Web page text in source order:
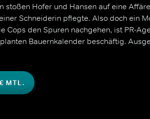
stoßen Hofer und Hansen auf eine
Schneiderin pflegte. Also doch ein
Cops den Spuren nachgehen, ist PR-
Bauernkalender beschäftig.
das Cover zieren.
MTL.